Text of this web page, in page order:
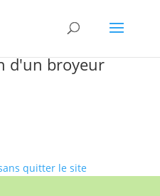
d'un broyeur
quitter le site